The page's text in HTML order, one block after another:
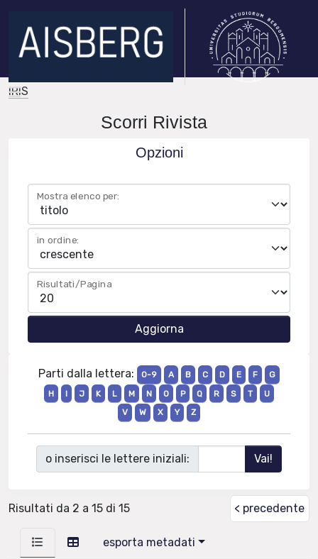
IRIS
Scorri Rivista
Opzioni
Mostra elenco per:
in ordine:
Risultati/Pagina
Parti dalla lettera: 0-9 A B C D E F
G
H
I J K L M N O P Q R S T
U
V
W X Y Z
o inserisci le lettere iniziali:
Risultati da 2 a 15 di 15 < precedente
esporta metadati